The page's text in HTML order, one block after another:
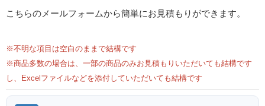
こちらのメールフォームから簡単にお見積もりができます。
※不明な項目は空白のままで結構です
※商品多数の場合は、一部の商品のみお見積もりいただいても結構です
し、Excelファイルなどを添付していただいても結構です